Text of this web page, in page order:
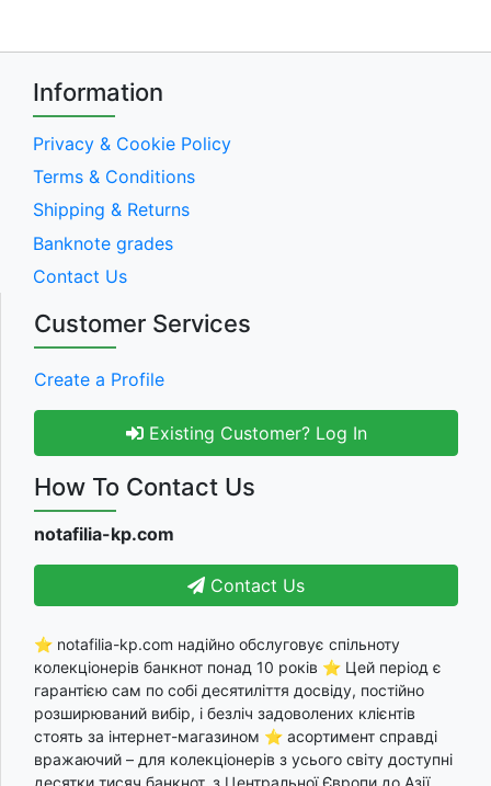
Information
Privacy & Cookie Policy
Terms & Conditions
Shipping & Returns
Banknote grades
Contact Us
Customer Services
Create a Profile
Existing Customer? Log In
How To Contact Us
notafilia-kp.com
Contact Us
⭐ notafilia-kp.com надійно обслуговує спільноту
колекціонерів банкнот понад 10 років ⭐ Цей період є
гарантією сам по собі десятиліття досвіду, постійно
розширюваний вибір, і безліч задоволених клієнтів
стоять за інтернет-магазином ⭐ асортимент справді
вражаючий – для колекціонерів з усього світу доступні